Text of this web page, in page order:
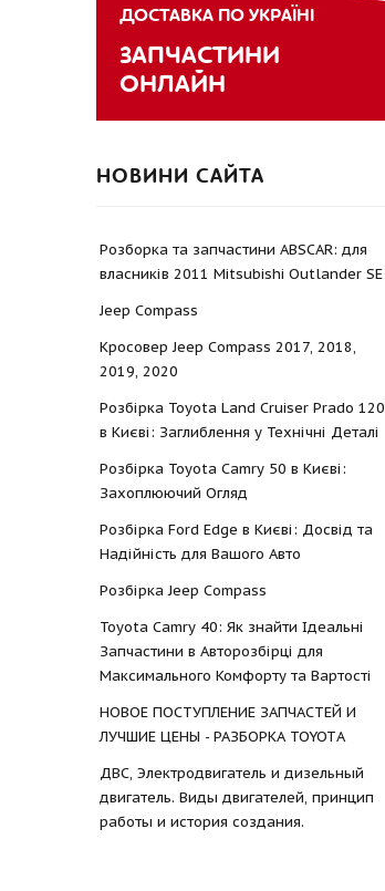
ДОСТАВКА ПО УКРАЇНІ
ЗАПЧАСТИНИ
ОНЛАЙН
НОВИНИ САЙТА
Розборка та запчастини ABSCAR: для
власників 2011 Mitsubishi Outlander SE
Jeep Compass
Кросовер Jeep Compass 2017, 2018,
2019, 2020
Розбірка Toyota Land Cruiser Prado 120
в Києві: Заглиблення у Технічні Деталі
Розбірка Toyota Camry 50 в Києві:
Захоплюючий Огляд
Розбірка Ford Edge в Києві: Досвід та
Надійність для Вашого Авто
Розбірка Jeep Compass
Toyota Camry 40: Як знайти Ідеальні
Запчастини в Авторозбірці для
Максимального Комфорту та Вартості
НОВОЕ ПОСТУПЛЕНИЕ ЗАПЧАСТЕЙ И
ЛУЧШИЕ ЦЕНЫ - РАЗБОРКА TOYOTА
ДВС, Электродвигатель и дизельный
двигатель. Виды двигателей, принцип
работы и история создания.